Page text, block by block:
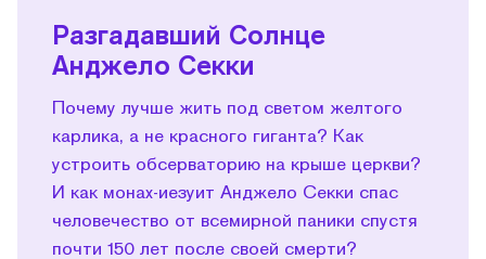
Разгадавший Солнце
Анджело Секки
Почему лучше жить под светом желтого
карлика, а не красного гиганта? Как
устроить обсерваторию на крыше церкви?
И как монах-иезуит Анджело Секки спас
человечество от всемирной паники спустя
почти 150 лет после своей смерти?